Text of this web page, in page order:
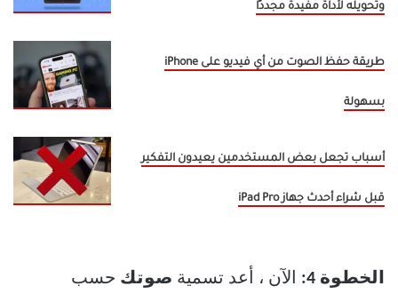
وتحويله لأداة مفيدة مجددًا
طريقة حفظ الصوت من أي فيديو على iPhone
بسهولة
أسباب تجعل بعض المستخدمين يعيدون التفكير
قبل شراء أحدث جهاز iPad Pro
الخطوة 4: الآن ، أعد تسمية صوتك حسب